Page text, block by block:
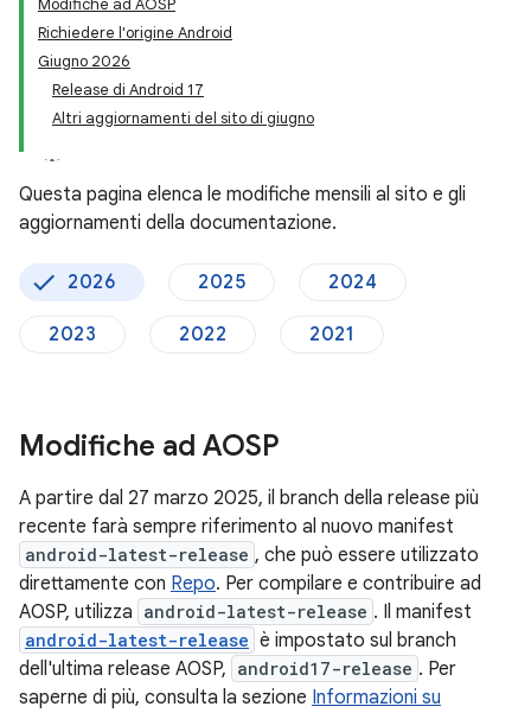
Modifiche ad AOSP
Richiedere l'origine Android
Giugno 2026
Release di Android 17
Altri aggiornamenti del sito di giugno
Questa pagina elenca le modifiche mensili al sito e gli
aggiornamenti della documentazione.
2026 2025 2024
2023 2022 2021
Modifiche ad AOSP
A partire dal 27 marzo 2025, il branch della release più
recente farà sempre riferimento al nuovo manifest
android-latest-release , che può essere utilizzato
direttamente con Repo. Per compilare e contribuire ad
AOSP, utilizza android-latest-release . Il manifest
android-latest-release è impostato sul branch
dell'ultima release AOSP, android17-release . Per
saperne di più, consulta la sezione Informazioni su